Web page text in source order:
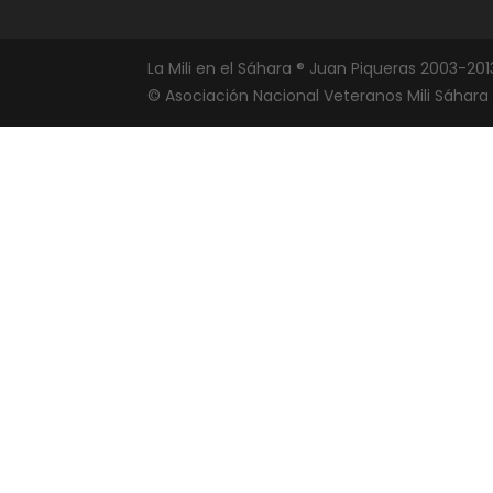
La Mili en el Sáhara ® Juan Piqueras 2003-
© Asociación Nacional Veteranos Mili Sáhara